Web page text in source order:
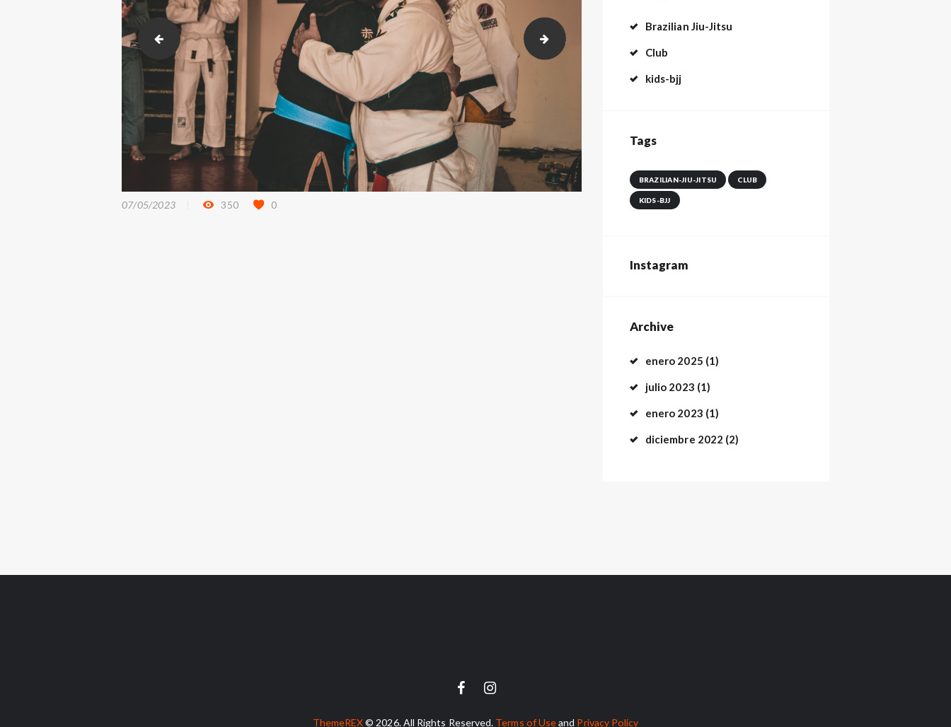
DSC_8970 DSC_8983
07/05/2023 350 0
Brazilian Jiu-Jitsu
Club
kids-bjj
Tags
BRAZILIAN-JIU-JITSU CLUB
KIDS-BJJ
Instagram
Archive
enero 2025 (1)
julio 2023 (1)
enero 2023 (1)
diciembre 2022 (2)
ThemeREX© 2026. All Rights Reserved. Terms of Useand Privacy Policy